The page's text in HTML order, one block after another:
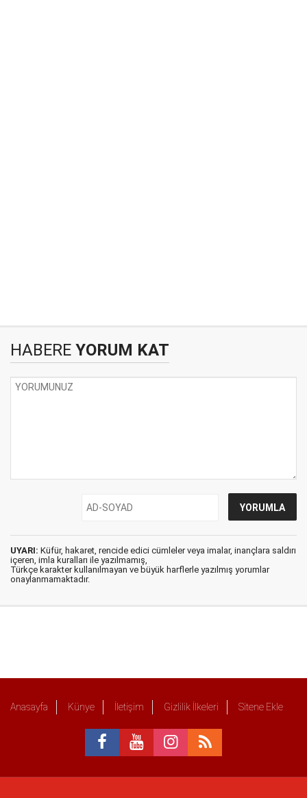
HABERE YORUM KAT
UYARI: Küfür, hakaret, rencide edici cümleler veya imalar, inançlara saldırı
içeren, imla kuralları ile yazılmamış,
Türkçe karakter kullanılmayan ve büyük harflerle yazılmış yorumlar
onaylanmamaktadır.
Anasayfa Künye İletişim Gizlilik İlkeleri Sitene Ekle